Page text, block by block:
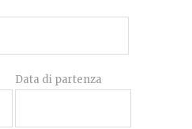
Data di partenza